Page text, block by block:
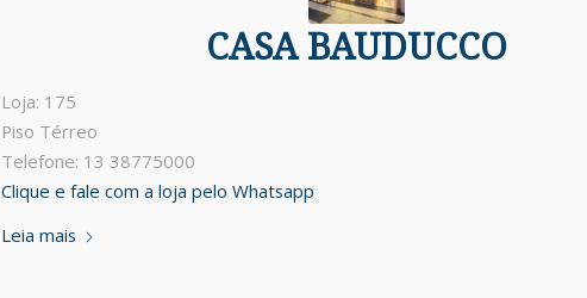
CASA BAUDUCCO
Loja: 175
Piso Térreo
Telefone: 13 38775000
Clique e fale com a loja pelo Whatsapp
Leia mais